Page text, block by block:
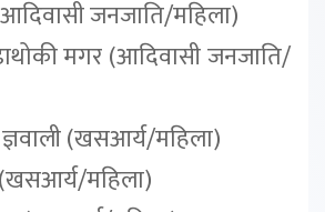
जनजाति/महिला)
मगर (आदिवासी जनजाति/
ज्ञवाली (खसआर्य/महिला)
(खसआर्य/महिला)